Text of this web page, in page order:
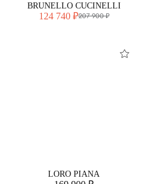
BRUNELLO CUCINELLI
124 740 ₽207 900 ₽
LORO PIANA